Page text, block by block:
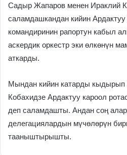
Садыр Жапаров менен Ираклий
саламдашкандан кийин Ардактуу
командиринин рапортун кабыл
аскердик оркестр эки өлкөнүн
аткарды.
Мындан кийин катарды
Кобахидзе Ардактуу кароол
деп саламдашты. Андан соң
делегациялардын мүчөлөрүн
тааныштырышты.